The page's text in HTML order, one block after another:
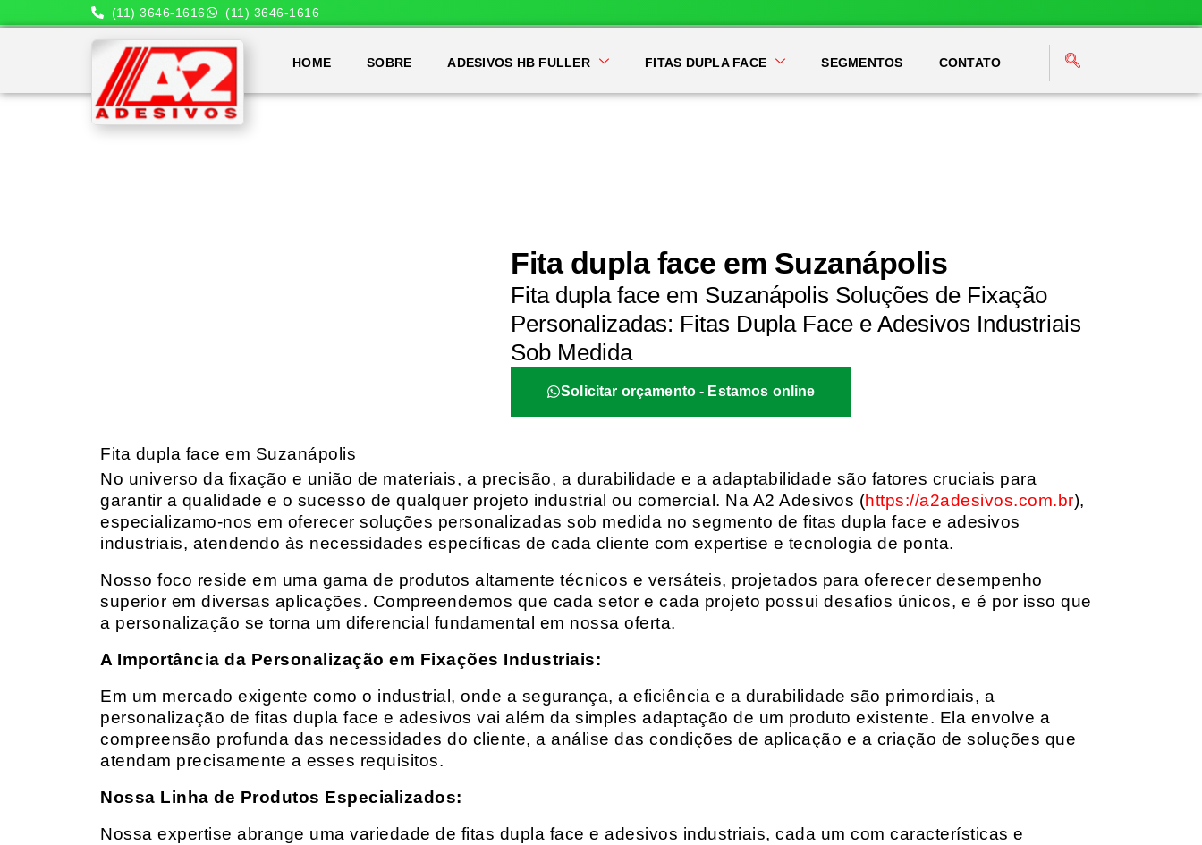
(11) 3646-1616 (11) 3646-1616
HOME SOBRE ADESIVOS HB FULLER FITAS DUPLA FACE SEGMENTOS CONTATO
Fita dupla face em Suzanápolis
Fita dupla face em Suzanápolis Soluções de Fixação
Personalizadas: Fitas Dupla Face e Adesivos Industriais
Sob Medida
Solicitar orçamento - Estamos online
Fita dupla face em Suzanápolis
No universo da fixação e união de materiais, a precisão, a durabilidade e a adaptabilidade são fatores cruciais para
garantir a qualidade e o sucesso de qualquer projeto industrial ou comercial. Na A2 Adesivos (https://a2adesivos.com.br),
especializamo-nos em oferecer soluções personalizadas sob medida no segmento de fitas dupla face e adesivos
industriais, atendendo às necessidades específicas de cada cliente com expertise e tecnologia de ponta.
Nosso foco reside em uma gama de produtos altamente técnicos e versáteis, projetados para oferecer desempenho
superior em diversas aplicações. Compreendemos que cada setor e cada projeto possui desafios únicos, e é por isso que
a personalização se torna um diferencial fundamental em nossa oferta.
A Importância da Personalização em Fixações Industriais:
Em um mercado exigente como o industrial, onde a segurança, a eficiência e a durabilidade são primordiais, a
personalização de fitas dupla face e adesivos vai além da simples adaptação de um produto existente. Ela envolve a
compreensão profunda das necessidades do cliente, a análise das condições de aplicação e a criação de soluções que
atendam precisamente a esses requisitos.
Nossa Linha de Produtos Especializados:
Nossa expertise abrange uma variedade de fitas dupla face e adesivos industriais, cada um com características e